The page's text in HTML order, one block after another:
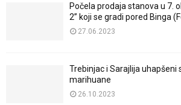
Počela prodaja stanova u 7.
2” koji se gradi pored Binga
27.06.2023
Trebinjac i Sarajlija uhapšeni
marihuane
26.10.2023